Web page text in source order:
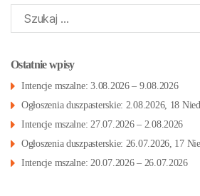
Szukaj:
Ostatnie wpisy
Intencje mszalne: 3.08.2026 – 9.08.2026
Ogłoszenia duszpasterskie: 2.08.2026, 18
Intencje mszalne: 27.07.2026 – 2.08.2026
Ogłoszenia duszpasterskie: 26.07.2026, 17
Intencje mszalne: 20.07.2026 – 26.07.2026